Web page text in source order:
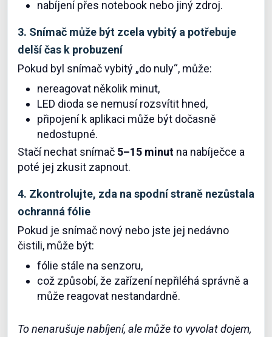
nabíjení přes notebook nebo jiný zdroj.
3. Snímač může být zcela vybitý a potřebuje
delší čas k probuzení
Pokud byl snímač vybitý „do nuly“, může:
nereagovat několik minut,
LED dioda se nemusí rozsvítit hned,
připojení k aplikaci může být dočasně
nedostupné.
Stačí nechat snímač 5–15 minut na nabíječce a
poté jej zkusit zapnout.
4. Zkontrolujte, zda na spodní straně nezůstala
ochranná fólie
Pokud je snímač nový nebo jste jej nedávno
čistili, může být:
fólie stále na senzoru,
což způsobí, že zařízení nepřiléhá správně a
může reagovat nestandardně.
To nenarušuje nabíjení, ale může to vyvolat dojem,